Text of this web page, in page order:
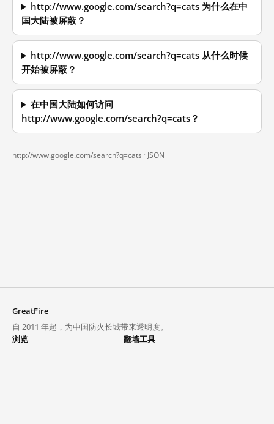
http://www.google.com/search?q=cats 为什么在中
国大陆被屏蔽？
http://www.google.com/search?q=cats 从什么时候
开始被屏蔽？
在中国大陆如何访问
http://www.google.com/search?q=cats？
http://www.google.com/search?q=cats · JSON
GreatFire
自 2011 年起，为中国防火长城带来透明度。
浏览
翻墙工具